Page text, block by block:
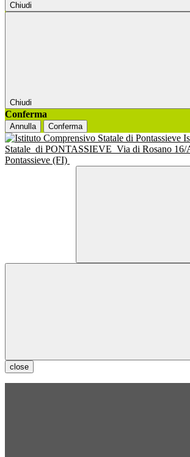
Chiudi
Chiudi
Conferma
Annulla Conferma
Statale di PONTASSIEVE Via di Rosano 16/
Pontassieve (FI)
close